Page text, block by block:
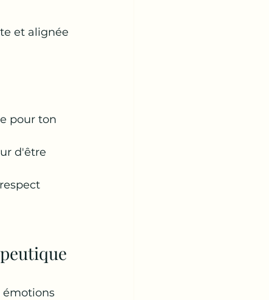
et alignée
pour ton
d'être
émotions